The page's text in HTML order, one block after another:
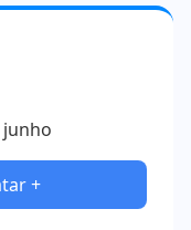
junho
+